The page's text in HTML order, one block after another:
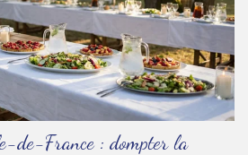
de-France : dompter la